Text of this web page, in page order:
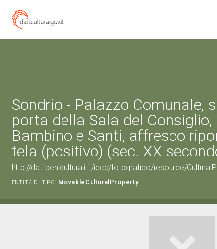
Sondrio - Palazzo Comunale,
porta della Sala del Consiglio,
Bambino e Santi, affresco
tela (positivo) (sec. XX
http://dati.beniculturali.it/iccd/fotografico/resource/
ENTITÀ DI TIPO: MovableCulturalProperty